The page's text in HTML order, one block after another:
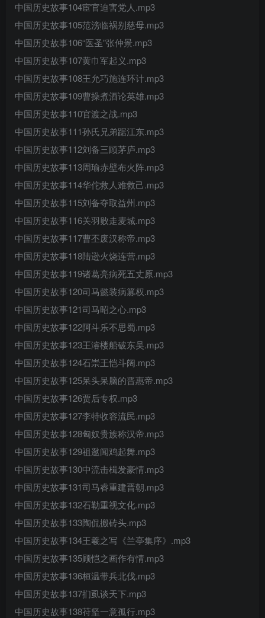
中国历史故事104宦官迫害党人.mp3
中国历史故事105范滂临祸别慈母.mp3
中国历史故事106“医圣”张仲景.mp3
中国历史故事107黄巾军起义.mp3
中国历史故事108王允巧施连环计.mp3
中国历史故事109曹操煮酒论英雄.mp3
中国历史故事110官渡之战.mp3
中国历史故事111孙氏兄弟踞江东.mp3
中国历史故事112刘备三顾茅庐.mp3
中国历史故事113周瑜赤壁布火阵.mp3
中国历史故事114华佗救人难救己.mp3
中国历史故事115刘备夺取益州.mp3
中国历史故事116关羽败走麦城.mp3
中国历史故事117曹丕废汉称帝.mp3
中国历史故事118陆逊火烧连营.mp3
中国历史故事119诸葛亮病死五丈原.mp3
中国历史故事120司马懿装病篡权.mp3
中国历史故事121司马昭之心.mp3
中国历史故事122阿斗乐不思蜀.mp3
中国历史故事123王濬楼船破东吴.mp3
中国历史故事124石崇王恺斗阔.mp3
中国历史故事125呆头呆脑的晋惠帝.mp3
中国历史故事126贾后专权.mp3
中国历史故事127李特收容流民.mp3
中国历史故事128匈奴贵族称汉帝.mp3
中国历史故事129祖逖闻鸡起舞.mp3
中国历史故事130中流击楫发豪情.mp3
中国历史故事131司马睿重建晋朝.mp3
中国历史故事132石勒重视文化.mp3
中国历史故事133陶侃搬砖头.mp3
中国历史故事134王羲之写《兰亭集序》.mp3
中国历史故事135顾恺之画作有情.mp3
中国历史故事136桓温带兵北伐.mp3
中国历史故事137扪虱谈天下.mp3
中国历史故事138苻坚一意孤行.mp3